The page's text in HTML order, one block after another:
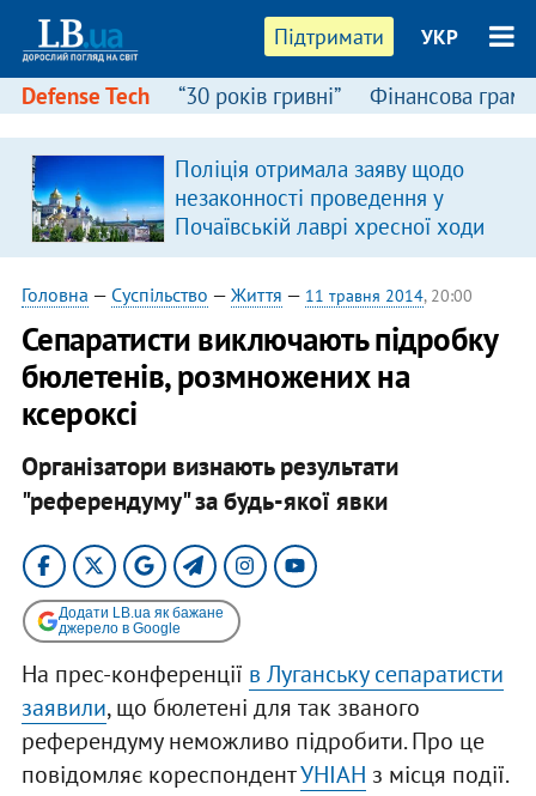
Підтримати УКР
Defense Tech “30 років гривні” Фінансова
Поліція отримала заяву щодо
незаконності проведення у
Почаївській лаврі хресної ходи
Головна — Суспільство — Життя — 11 травня 2014, 20:00
Сепаратисти виключають підробку
бюлетенів, розмножених на
ксероксі
Організатори визнають результати
"референдуму" за будь-якої явки
Додати LB.ua як бажане
джерело в Google
На прес-конференції в Луганську сепаратисти
заявили, що бюлетені для так званого
референдуму неможливо підробити. Про це
повідомляє кореспондентУНІАН з місця події.